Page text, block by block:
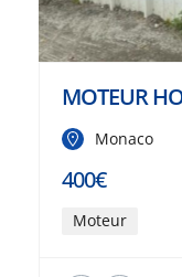
MOTEUR
Monaco
400€
Moteur